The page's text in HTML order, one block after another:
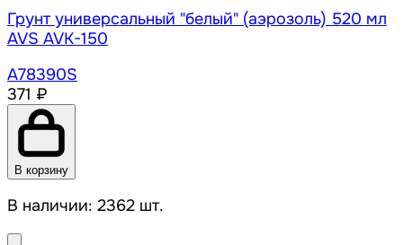
Грунт универсальный "белый" (аэрозоль) 520 мл
AVS AVK-150
A78390S
371 ₽
В корзину
В наличии: 2362 шт.